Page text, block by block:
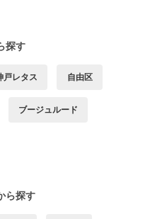
探す
戸レタス 自由区
ブージュルード
ら探す